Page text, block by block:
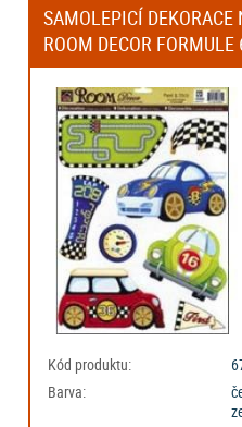
SAMOLEPICÍ
ROOM DECOR FORMULE
Kód produktu:
Barva: